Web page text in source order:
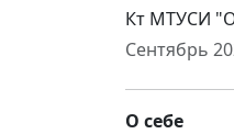
Кт МТУСИ
Сентябрь
О себе